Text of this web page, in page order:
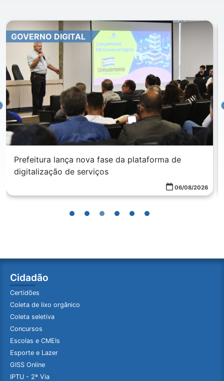
GOVERNO DIGITAL
Prefeitura lança nova fase da plataforma de
digitalização de serviços
06/08/2026
Cidadão
Certidões
Coleta de lixo orgânico
Coleta seletiva
Concursos
Escolas e CMEIs
Esporte e Lazer
GISS Online
IPTU - 2ª Via